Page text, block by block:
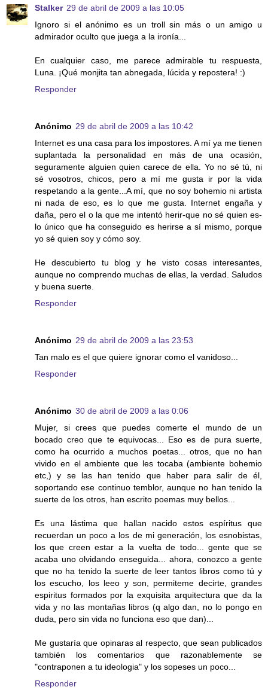
Stalker 29 de abril de 2009 a las 10:05
Ignoro si el anónimo es un troll sin más o un amigo u
admirador oculto que juega a la ironía...
En cualquier caso, me parece admirable tu respuesta,
Luna. ¡Qué monjita tan abnegada, lúcida y repostera! :)
Responder
Anónimo 29 de abril de 2009 a las 10:42
Internet es una casa para los impostores. A mí ya me tienen
suplantada la personalidad en más de una ocasión,
seguramente alguien quien carece de ella. Yo no sé tú, ni
sé vosotros, chicos, pero a mí me gusta ir por la vida
respetando a la gente...A mí, que no soy bohemio ni artista
ni nada de eso, es lo que me gusta. Internet engaña y
daña, pero el o la que me intentó herir-que no sé quien es-
lo único que ha conseguido es herirse a sí mismo, porque
yo sé quien soy y cómo soy.
He descubierto tu blog y he visto cosas interesantes,
aunque no comprendo muchas de ellas, la verdad. Saludos
y buena suerte.
Responder
Anónimo 29 de abril de 2009 a las 23:53
Tan malo es el que quiere ignorar como el vanidoso...
Responder
Anónimo 30 de abril de 2009 a las 0:06
Mujer, si crees que puedes comerte el mundo de un
bocado creo que te equivocas... Eso es de pura suerte,
como ha ocurrido a muchos poetas... otros, que no han
vivido en el ambiente que les tocaba (ambiente bohemio
etc,) y se las han tenido que haber para salir de él,
soportando ese continuo temblor, aunque no han tenido la
suerte de los otros, han escrito poemas muy bellos...
Es una lástima que hallan nacido estos espíritus que
recuerdan un poco a los de mi generación, los esnobistas,
los que creen estar a la vuelta de todo... gente que se
acaba uno olvidando enseguida... ahora, conozco a gente
que no ha tenido la suerte de leer tantos libros como tú y
los escucho, los leeo y son, permiteme decirte, grandes
espiritus formados por la exquisita arquitectura que da la
vida y no las montañas libros (q algo dan, no lo pongo en
duda, pero sin vida no funciona eso que dan)...
Me gustaría que opinaras al respecto, que sean publicados
también los comentarios que razonablemente se
"contraponen a tu ideologia" y los sopeses un poco...
Responder